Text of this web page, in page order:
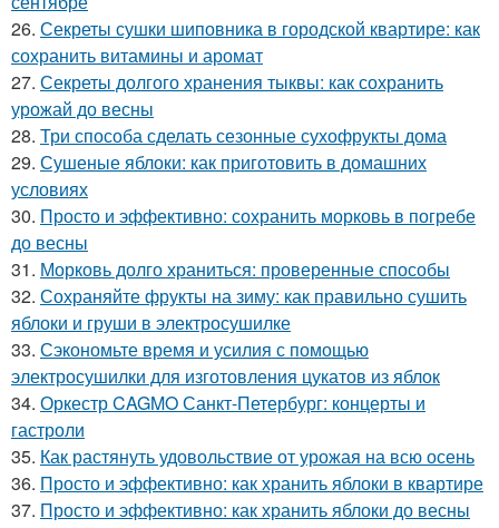
26. Секреты сушки шиповника в городской квартире: как
сохранить витамины и аромат
27. Секреты долгого хранения тыквы: как сохранить
урожай до весны
28. Три способа сделать сезонные сухофрукты дома
29. Сушеные яблоки: как приготовить в домашних
условиях
30. Просто и эффективно: сохранить морковь в погребе
до весны
31. Морковь долго храниться: проверенные способы
32. Сохраняйте фрукты на зиму: как правильно сушить
яблоки и груши в электросушилке
33. Сэкономьте время и усилия с помощью
электросушилки для изготовления цукатов из яблок
34. Оркестр CAGMO Санкт-Петербург: концерты и
гастроли
35. Как растянуть удовольствие от урожая на всю осень
36. Просто и эффективно: как хранить яблоки в квартире
37. Просто и эффективно: как хранить яблоки до весны